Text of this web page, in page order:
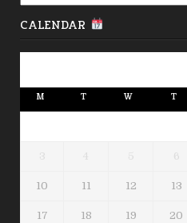
CALENDAR
M T W T
3 4 5 6
10 11 12 13
17 18 19 20